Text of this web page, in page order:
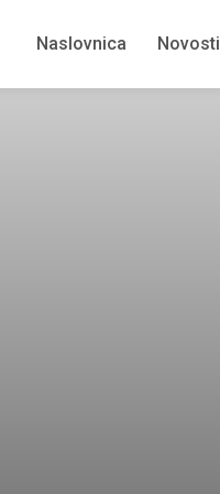
Naslovnica Novosti